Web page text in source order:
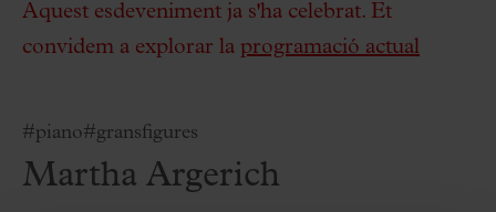
Aquest esdeveniment ja s'ha celebrat. Et
convidem a explorar la programació actual
#piano#gransfigures
Martha Argerich